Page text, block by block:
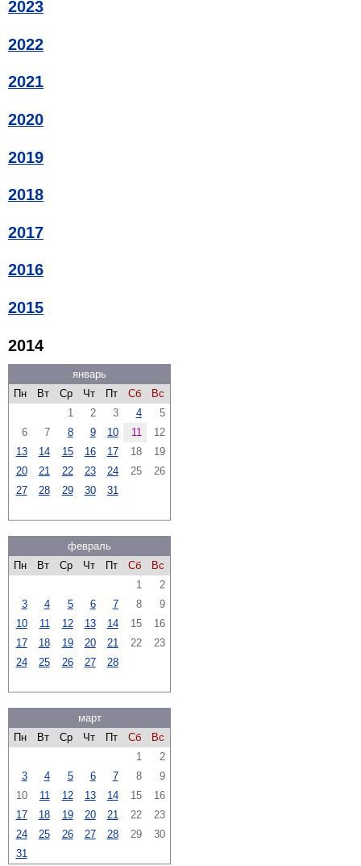
2023
2022
2021
2020
2019
2018
2017
2016
2015
2014
январь
Пн
Вт Ср Чт Пт Сб
Вс
1
2 3 4
5
6
7 8 9 10 11
12
13
14 15 16 17 18
19
20
21 22 23 24 25
26
27
28 29 30 31
февраль
Пн
Вт Ср Чт Пт Сб
Вс
1
2
3
4 5 6 7 8
9
10
11 12 13 14 15
16
17
18 19 20 21 22
23
24
25 26 27 28
март
Пн
Вт Ср Чт Пт Сб
Вс
1
2
3
4 5 6 7 8
9
10
11 12 13 14 15
16
17
18 19 20 21 22
23
24
25 26 27 28 29
30
31